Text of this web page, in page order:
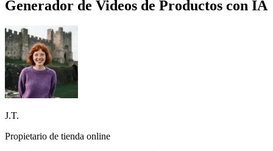
Generador de Videos de Productos con IA
J.T.
Propietario de tienda online